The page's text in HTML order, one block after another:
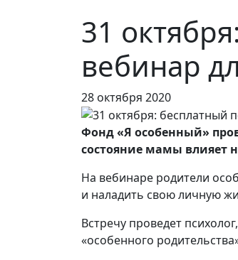
31
вебинар
28 октября 2020
Фонд «Я особенный»
состояние мамы влияет
На вебинаре родители
и наладить свою личную
Встречу проведет
«особенного